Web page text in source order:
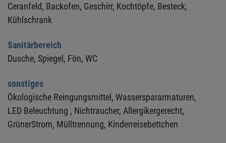
Ceranfeld, Backofen, Geschirr, Kochtöpfe, Besteck,
Kühlschrank
Sanitärbereich
Dusche, Spiegel, Fön, WC
sonstiges
Ökologische Reingungsmittel, Wasserspararmaturen,
LED Beleuchtung , Nichtraucher, Allergikergerecht,
GrünerStrom, Mülltrennung, Kinderreisebettchen